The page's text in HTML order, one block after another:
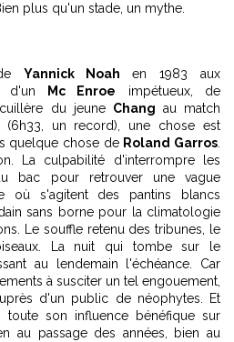
plus qu'un stade, un mythe.
Yannick Noahen 1983 aux
d'un
Mc Enroe impétueux, de
du jeune Chang au match
un record), une chose est
quelque chose de Roland Garros
La culpabilité d'interrompre les
bac pour retrouver une vague
où s'agitent des pantins blancs
sans borne pour la climatologie
Le souffle retenu des tribunes, le
La nuit qui tombe sur le
au lendemain l'échéance. Car
à susciter un tel engouement,
d'un public de néophytes. Et
, toute son influence bénéfique sur
au passage des années, bien au